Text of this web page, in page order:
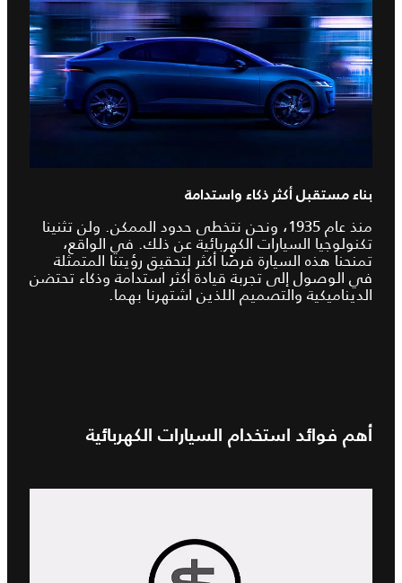
بناء مستقبل أكثر ذكاء واستدامة
منذ عام 1935، ونحن نتخطى حدود الممكن. ولن تثنينا
تكنولوجيا السيارات الكهربائية عن ذلك. في الواقع،
تمنحنا هذه السيارة فرصًا أكثر لتحقيق رؤيتنا المتمثلة
في الوصول إلى تجربة قيادة أكثر استدامة وذكاء تحتضن
الديناميكية والتصميم اللذين اشتهرنا بهما.
أهم فوائد استخدام السيارات الكهربائية